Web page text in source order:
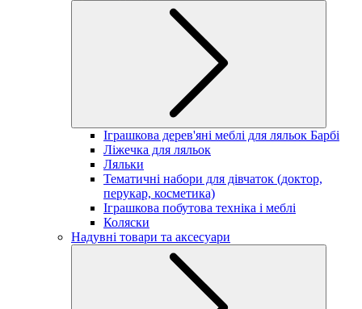
Іграшкова дерев'яні меблі для ляльок Барбі
Ліжечка для ляльок
Ляльки
Тематичні набори для дівчаток (доктор,
перукар, косметика)
Іграшкова побутова техніка і меблі
Коляски
Надувні товари та аксесуари